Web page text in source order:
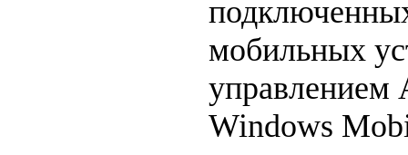
мобильных
управлением
Windows